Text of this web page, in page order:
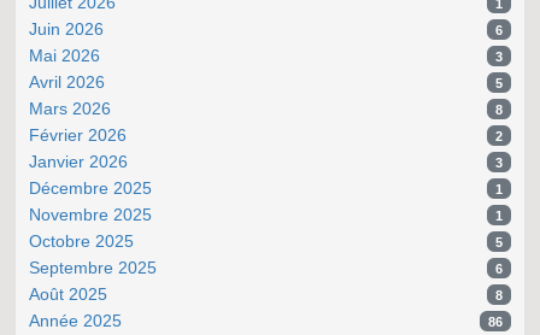
1
Juin 2026 6
Mai 2026 3
Avril 2026 5
Mars 2026 8
Février 2026 2
Janvier 2026 3
Décembre 2025 1
Novembre 2025 1
Octobre 2025 5
Septembre 2025 6
Août 2025 8
Année 2025 86